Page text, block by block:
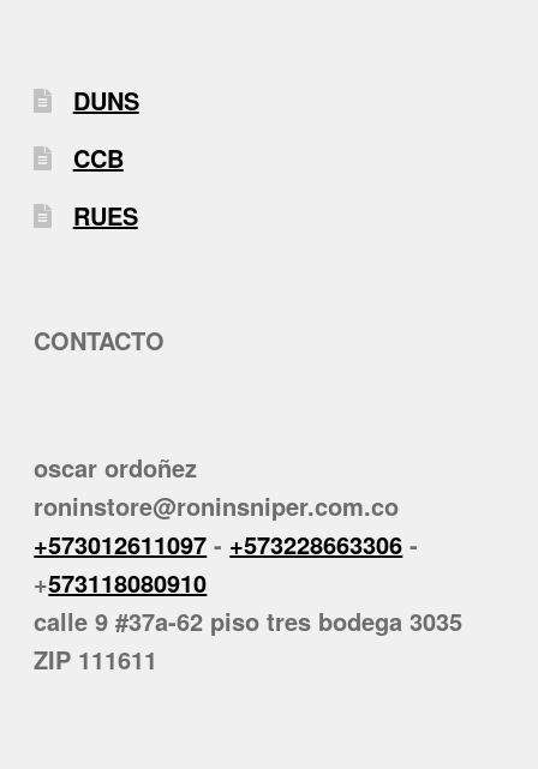
DUNS
CCB
RUES
CONTACTO
oscar ordoñez
roninstore@roninsniper.com.co
+573012611097 - +573228663306 -
+573118080910
calle 9 #37a-62 piso tres bodega 3035
ZIP 111611